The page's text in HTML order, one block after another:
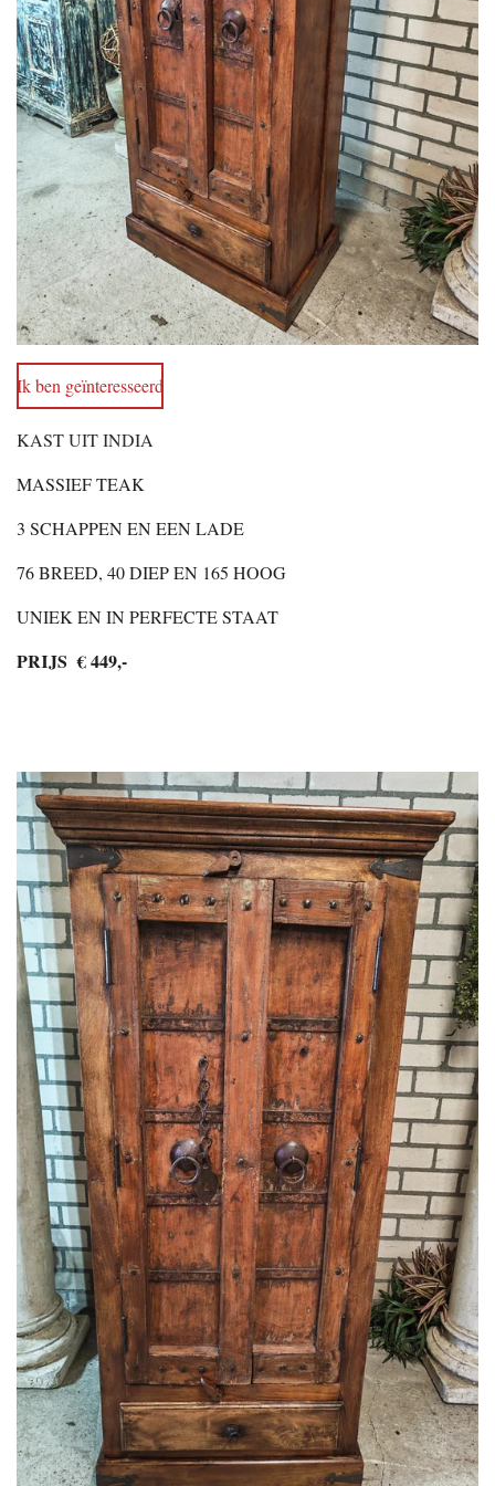
Ik ben geïnteresseerd
KAST UIT INDIA
MASSIEF TEAK
3 SCHAPPEN EN EEN LADE
76 BREED, 40 DIEP EN 165 HOOG
UNIEK EN IN PERFECTE STAAT
PRIJS € 449,-